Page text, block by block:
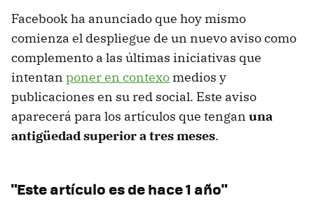
Facebook ha anunciado que hoy mismo
comienza el despliegue de un nuevo aviso como
complemento a las últimas iniciativas que
intentan poner en contexo medios y
publicaciones en su red social. Este aviso
aparecerá para los artículos que tengan una
antigüedad superior a tres meses.
"Este artículo es de hace 1 año"